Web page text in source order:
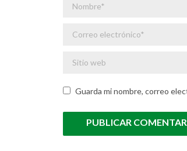
Guarda mi nombre, correo
PUBLICAR